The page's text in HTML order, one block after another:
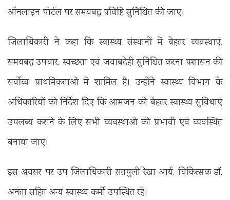
ऑनलाइन पोर्टल पर समयबद्ध प्रविष्टि सुनिश्चित की जाए।
जिलाधिकारी ने कहा कि स्वास्थ्य संस्थानों में बेहतर व्यवस्थाएं,
समयबद्ध उपचार, स्वच्छता एवं जवाबदेही सुनिश्चित करना प्रशासन की
सर्वोच्च प्राथमिकताओं में शामिल है। उन्होंने स्वास्थ्य विभाग के
अधिकारियों को निर्देश दिए कि आमजन को बेहतर स्वास्थ्य सुविधाएं
उपलब्ध कराने के लिए सभी व्यवस्थाओं को प्रभावी एवं व्यवस्थित
बनाया जाए।
इस अवसर पर उप जिलाधिकारी सतपुली रेखा आर्य, चिकित्सक डॉ.
अनंता सहित अन्य स्वास्थ्य कर्मी उपस्थित रहे।